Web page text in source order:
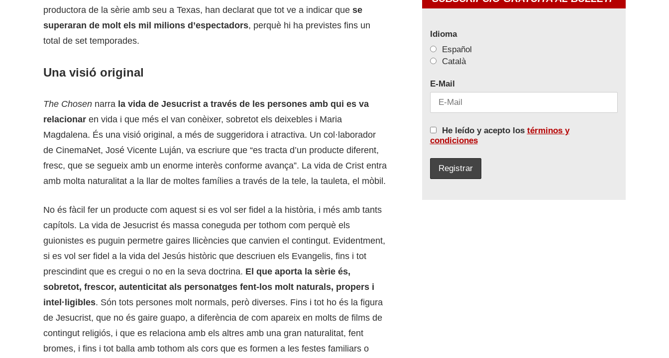
productora de la sèrie amb seu a Texas, han declarat que tot ve a indicar que se
superaran de molt els mil milions d’espectadors, perquè hi ha previstes fins un
total de set temporades.
Una visió original
The Chosen narra la vida de Jesucrist a través de les persones amb qui es va
relacionar en vida i que més el van conèixer, sobretot els deixebles i Maria
Magdalena. És una visió original, a més de suggeridora i atractiva. Un col·laborador
de CinemaNet, José Vicente Luján, va escriure que “es tracta d’un producte diferent,
fresc, que se segueix amb un enorme interès conforme avança”. La vida de Crist entra
amb molta naturalitat a la llar de moltes famílies a través de la tele, la tauleta, el mòbil.
No és fàcil fer un producte com aquest si es vol ser fidel a la història, i més amb tants
capítols. La vida de Jesucrist és massa coneguda per tothom com perquè els
guionistes es puguin permetre gaires llicències que canvien el contingut. Evidentment,
si es vol ser fidel a la vida del Jesús històric que descriuen els Evangelis, fins i tot
prescindint que es cregui o no en la seva doctrina. El que aporta la sèrie és,
sobretot, frescor, autenticitat als personatges fent-los molt naturals, propers i
intel·ligibles. Són tots persones molt normals, però diverses. Fins i tot ho és la figura
de Jesucrist, que no és gaire guapo, a diferència de com apareix en molts de films de
contingut religiós, i que es relaciona amb els altres amb una gran naturalitat, fent
bromes, i fins i tot balla amb tothom als cors que es formen a les festes familiars o
Idioma
Español
Català
E-Mail
He leído y acepto los términos y
condiciones